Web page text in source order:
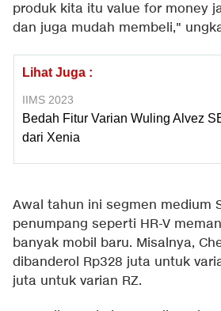
produk kita itu value for money
dan juga mudah membeli,"
Lihat Juga :
IIMS 2023
Bedah Fitur Varian Wuling Alvez
dari Xenia
Awal tahun ini segmen medium
penumpang seperti HR-V
banyak mobil baru. Misalnya,
dibanderol Rp328 juta untuk
juta untuk varian RZ.